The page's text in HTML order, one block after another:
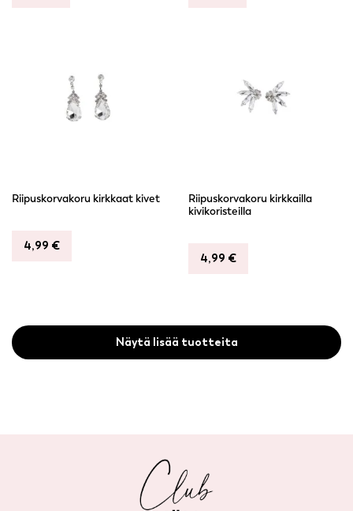
Riipuskorvakoru kirkkaat kivet
4,99 €
Riipuskorvakoru kirkkailla
kivikoristeilla
4,99 €
Näytä lisää tuotteita